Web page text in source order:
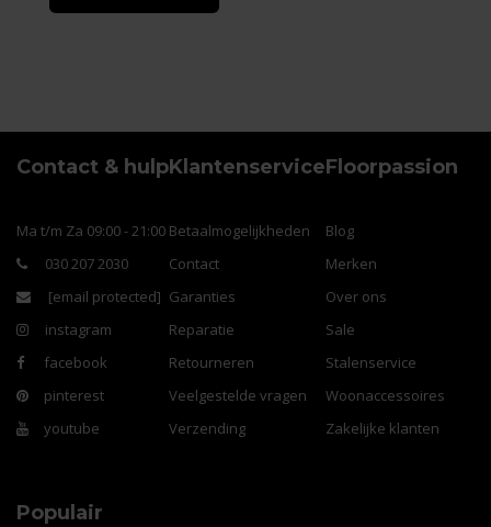
Contact & hulp
Ma t/m Za 09:00 - 21:00
030 207 2030
[email protected]
instagram
facebook
pinterest
youtube
Klantenservice
Betaalmogelijkheden
Contact
Garanties
Reparatie
Retourneren
Veelgestelde vragen
Verzending
Floorpassion
Blog
Merken
Over ons
Sale
Stalenservice
Woonaccessoires
Zakelijke klanten
Populair